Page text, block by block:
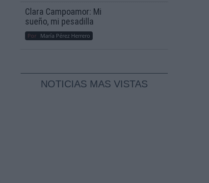
Clara Campoamor: Mi
sueño, mi pesadilla
Por María Pérez Herrero
NOTICIAS MAS VISTAS